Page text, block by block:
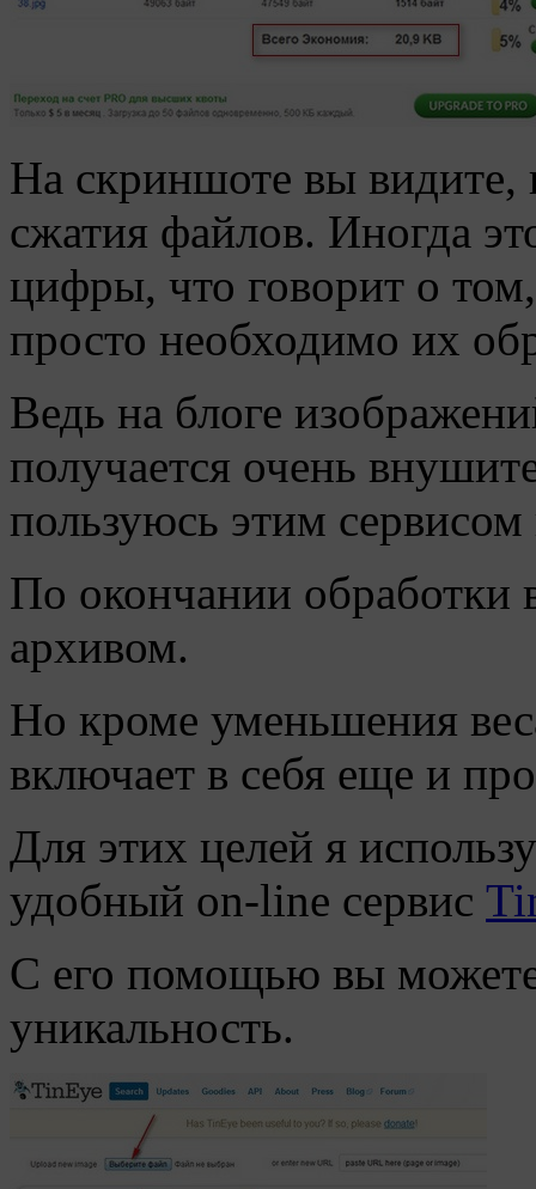
На скриншоте вы видите,
сжатия файлов. Иногда
цифры, что говорит о
просто необходимо их
Ведь на блоге
получается очень
пользуюсь этим
По окончании обработки
архивом.
Но кроме уменьшения
включает в себя еще и
Для этих целей я
удобный on-line сервис
С его помощью вы
уникальность.